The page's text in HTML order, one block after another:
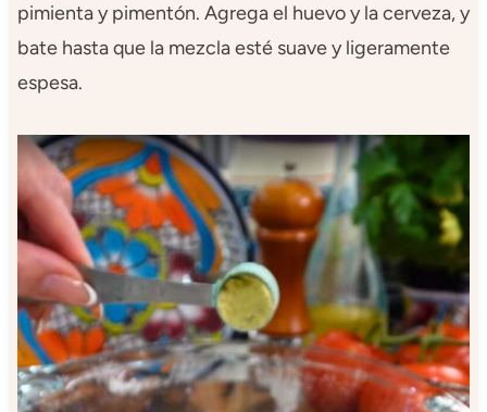
pimienta y pimentón. Agrega el huevo y la cerveza, y
bate hasta que la mezcla esté suave y ligeramente
espesa.